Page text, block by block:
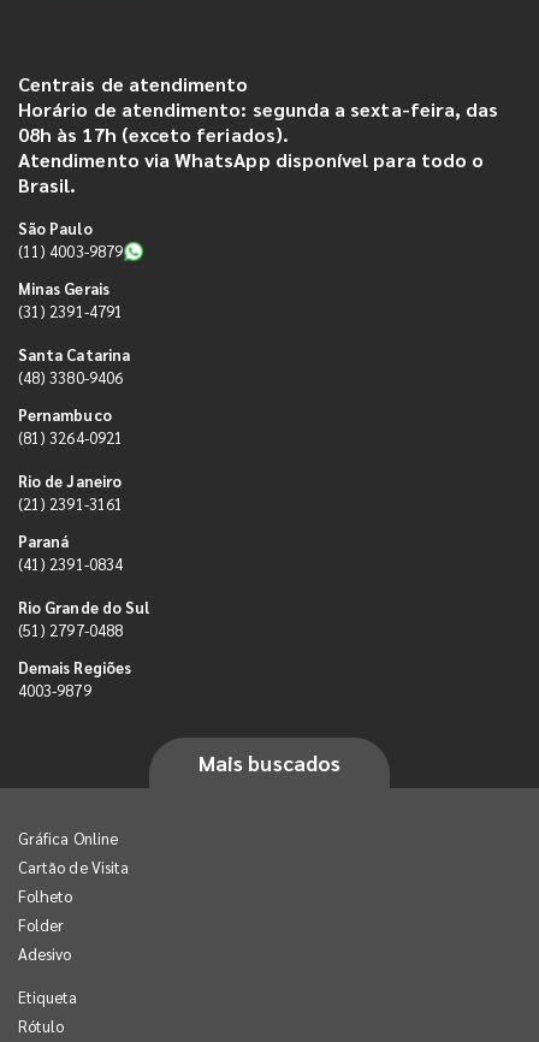
Centrais de atendimento
Horário de atendimento: segunda a sexta-feira, das
08h às 17h (exceto feriados).
Atendimento via WhatsApp disponível para todo o
Brasil.
São Paulo
(11) 4003-9879
Minas Gerais
(31) 2391-4791
Santa Catarina
(48) 3380-9406
Pernambuco
(81) 3264-0921
Rio de Janeiro
(21) 2391-3161
Paraná
(41) 2391-0834
Rio Grande do Sul
(51) 2797-0488
Demais Regiões
4003-9879
Mais buscados
Gráfica Online
Cartão de Visita
Folheto
Folder
Adesivo
Etiqueta
Rótulo